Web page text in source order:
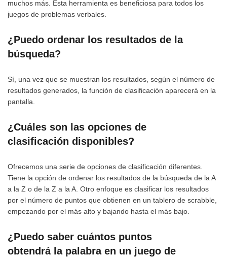
muchos más. Esta herramienta es beneficiosa para todos los
juegos de problemas verbales.
¿Puedo ordenar los resultados de la
búsqueda?
Sí, una vez que se muestran los resultados, según el número de
resultados generados, la función de clasificación aparecerá en la
pantalla.
¿Cuáles son las opciones de
clasificación disponibles?
Ofrecemos una serie de opciones de clasificación diferentes.
Tiene la opción de ordenar los resultados de la búsqueda de la A
a la Z o de la Z a la A. Otro enfoque es clasificar los resultados
por el número de puntos que obtienen en un tablero de scrabble,
empezando por el más alto y bajando hasta el más bajo.
¿Puedo saber cuántos puntos
obtendrá la palabra en un juego de